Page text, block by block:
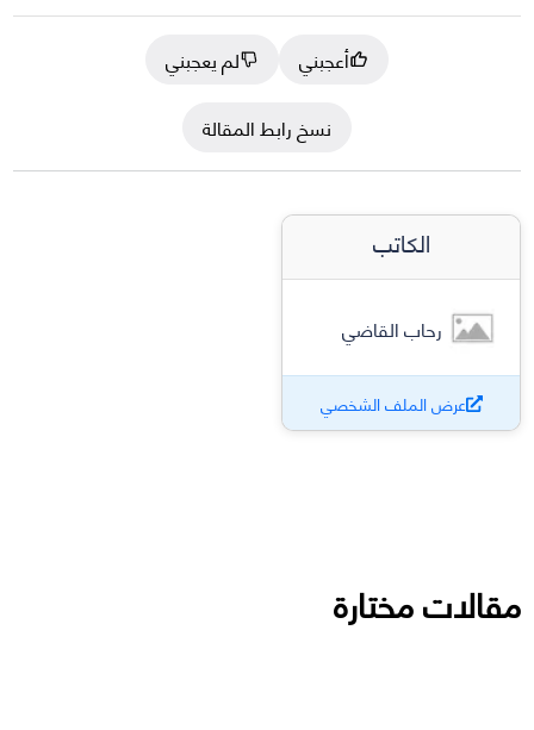
أعجبني
لم يعجبني
نسخ رابط المقالة
الكاتب
رحاب القاضي
عرض الملف الشخصي
مقالات مختارة